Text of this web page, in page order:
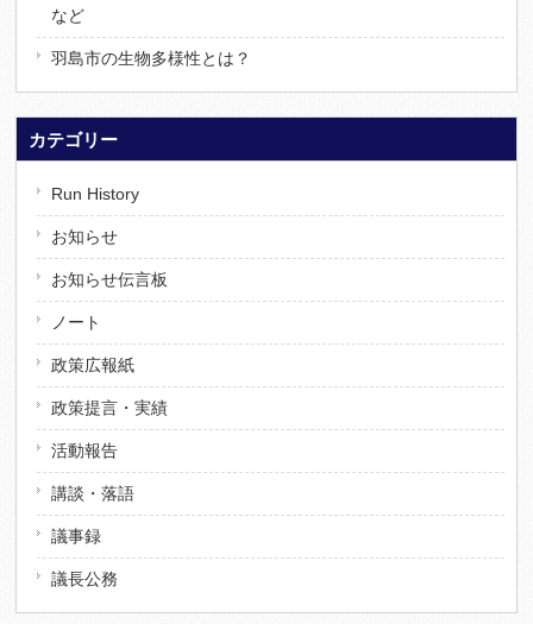
など
羽島市の生物多様性とは？
カテゴリー
Run History
お知らせ
お知らせ伝言板
ノート
政策広報紙
政策提言・実績
活動報告
講談・落語
議事録
議長公務